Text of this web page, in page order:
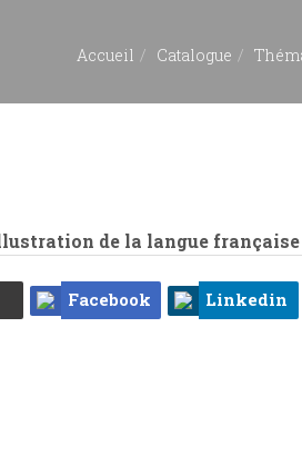
Accueil Catalogue
de la langue
Facebook Linkedin